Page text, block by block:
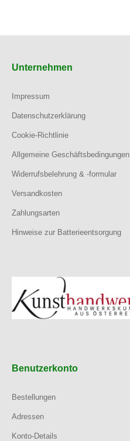
Unternehmen
Impressum
Datenschutzerklärung
Cookie-Richtlinie
Allgemeine Geschäftsbedingungen
Widerrufsbelehrung & -formular
Versandkosten
Zahlungsarten
Hinweise zur Batterieentsorgung
Benutzerkonto
Bestellungen
Adressen
Konto-Details